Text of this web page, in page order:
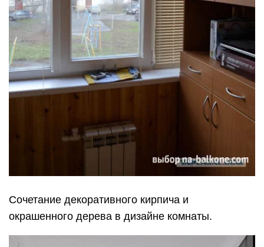
Сочетание декоративного кирпича и
окрашенного дерева в дизайне комнаты.